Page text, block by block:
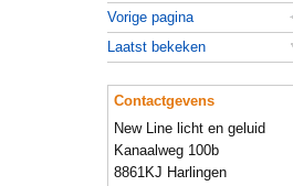
Vorige pagina
Laatst bekeken
Contactgevens
New Line licht en geluid
Kanaalweg 100b
8861KJ Harlingen